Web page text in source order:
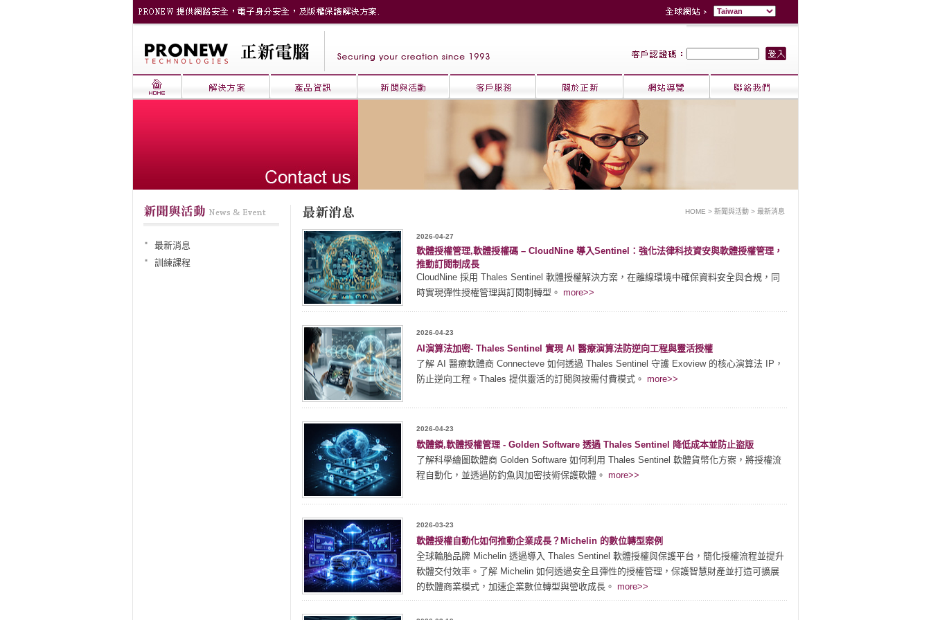
最新消息
訓練課程
HOME > 新聞與活動 > 最新消息
2026-04-27
軟體授權管理,軟體授權碼 – CloudNine 導入Sentinel：強化法律科技資安與軟體授權管理，
推動訂閱制成長
CloudNine 採用 Thales Sentinel 軟體授權解決方案，在離線環境中確保資料安全與合規，同
時實現彈性授權管理與訂閱制轉型。 more>>
2026-04-23
AI演算法加密- Thales Sentinel 實現 AI 醫療演算法防逆向工程與靈活授權
了解 AI 醫療軟體商 Connecteve 如何透過 Thales Sentinel 守護 Exoview 的核心演算法 IP，
防止逆向工程。Thales 提供靈活的訂閱與按需付費模式。 more>>
2026-04-23
軟體鎖,軟體授權管理 - Golden Software 透過 Thales Sentinel 降低成本並防止盜版
了解科學繪圖軟體商 Golden Software 如何利用 Thales Sentinel 軟體貨幣化方案，將授權流
程自動化，並透過防釣魚與加密技術保護軟體。 more>>
2026-03-23
軟體授權自動化如何推動企業成長？Michelin 的數位轉型案例
全球輪胎品牌 Michelin 透過導入 Thales Sentinel 軟體授權與保護平台，簡化授權流程並提升
軟體交付效率。了解 Michelin 如何透過安全且彈性的授權管理，保護智慧財產並打造可擴展
的軟體商業模式，加速企業數位轉型與營收成長。 more>>